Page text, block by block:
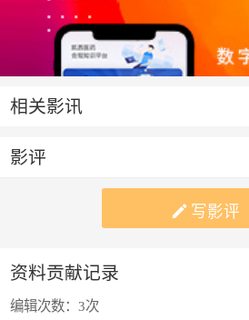
相关影讯
影评
 写影评
资料贡献记录
编辑次数：3次